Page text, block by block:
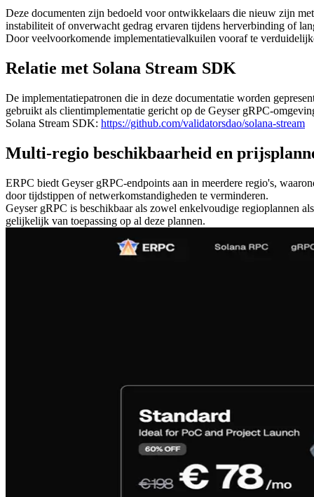
Deze documenten zijn bedoeld voor ontwikkelaars die nieuw zijn
instabiliteit of onverwacht gedrag ervaren tijdens herverbinding of
Door veelvoorkomende implementatievalkuilen vooraf te
Relatie met Solana Stream SDK
De implementatiepatronen die in deze documentatie worden
gebruikt als clientimplementatie gericht op de Geyser gRPC-
Solana Stream SDK: https://github.com/validatorsdao/solana-stream
Multi-regio beschikbaarheid en
ERPC biedt Geyser gRPC-endpoints aan in meerdere regio's,
door tijdstippen of netwerkomstandigheden te verminderen.
Geyser gRPC is beschikbaar als zowel enkelvoudige regioplannen
gelijkelijk van toepassing op al deze plannen.